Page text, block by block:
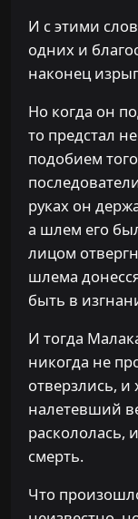
И с этими
одних и
наконец
Но когда он
то предстал
подобием
руках он
а шлем его
лицом
шлема
быть в
И тогда
никогда не
отверзлись,
налетевший
раскололась,
смерть.
Что